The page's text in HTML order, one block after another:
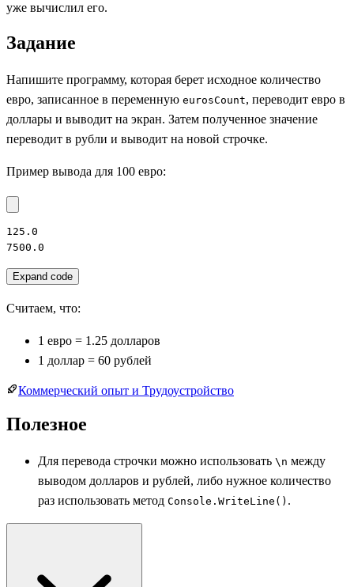
уже вычислил его.
Задание
Напишите программу, которая берет исходное количество
евро, записанное в переменную eurosCount, переводит евро в
доллары и выводит на экран. Затем полученное значение
переводит в рубли и выводит на новой строчке.
Пример вывода для 100 евро:
125.0
7500.0
Expand code
Считаем, что:
1 евро = 1.25 долларов
1 доллар = 60 рублей
Коммерческий опыт и Трудоустройство
Полезное
Для перевода строчки можно использовать \n между
выводом долларов и рублей, либо нужное количество
раз использовать метод Console.WriteLine() .